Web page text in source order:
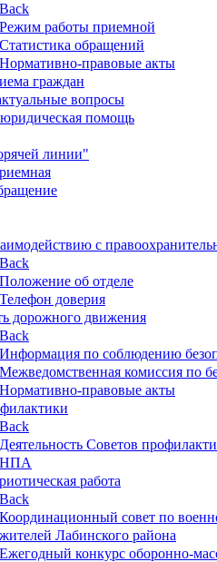
Back
Режим работы приемной
Статистика обращений
Нормативно-правовые акты
граждан
вопросы
юридическая помощь
линии"
с
Back
Положение об отделе
Телефон доверия
дорожного движения
Back
Информация по соблюдению
Межведомственная комиссия по
Нормативно-правовые акты
Back
Деятельность Советов
НПА
работа
Back
Координационный совет по
жителей Лабинского района
Ежегодный конкурс оборонно-